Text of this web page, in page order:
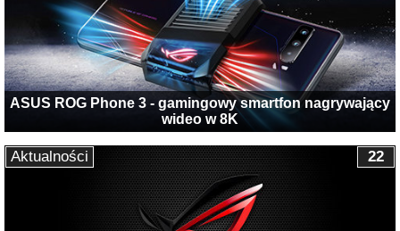
ASUS ROG Phone 3 - gamingowy smartfon nagrywający
wideo w 8K
22
Aktualności